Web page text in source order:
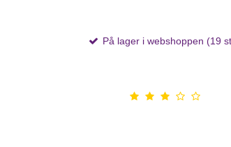
På lager i webshoppen (19